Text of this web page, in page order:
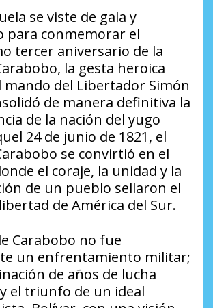
se viste de gala y
para conmemorar el
tercer aniversario de la
la gesta heroica
mando del Libertador Simón
de manera definitiva la
de la nación del yugo
24 de junio de 1821, el
se convirtió en el
el coraje, la unidad y la
de un pueblo sellaron el
de América del Sur.
Carabobo no fue
un enfrentamiento militar;
de años de lucha
el triunfo de un ideal